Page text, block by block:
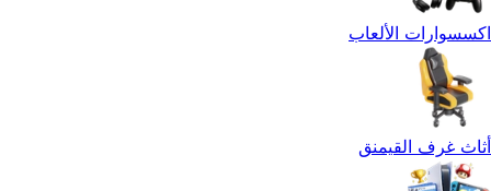
اكسسوارات الألعاب
أثاث غرف القيمنق